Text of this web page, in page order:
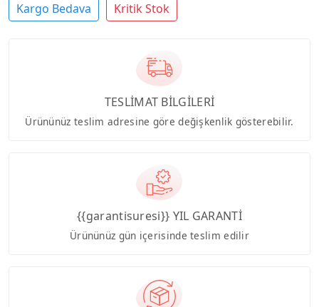
Kargo Bedava Kritik Stok
TESLİMAT BİLGİLERİ
Ürününüz teslim adresine göre değişkenlik gösterebilir.
{{garantisuresi}} YIL GARANTİ
Ürününüz gün içerisinde teslim edilir